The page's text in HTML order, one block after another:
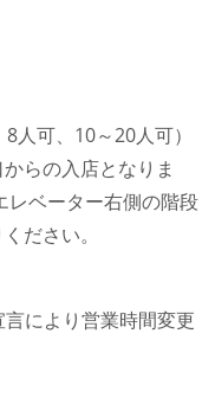
8人可、10～20人可）
らの入店となりま
レベーター右側の階段
ださい。
言により営業時間変更